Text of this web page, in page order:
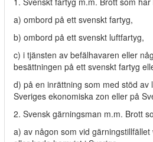
a) ombord på ett svenskt fartyg,
b) ombord på ett svenskt luftfartyg,
c) i tjänsten av befälhavaren eller
besättningen på ett svenskt fartyg
d) på en inrättning som med stöd av
Sveriges ekonomiska zon eller på
2. Svensk gärningsman m.m. Brott
a) av någon som vid